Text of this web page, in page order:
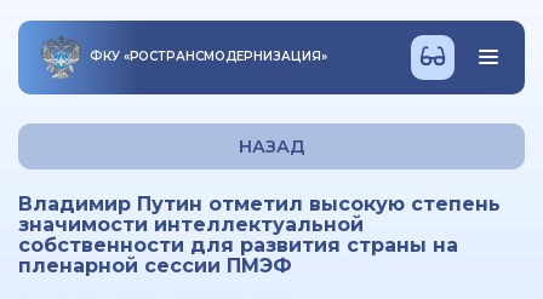
ФКУ «РОСТРАНСМОДЕРНИЗАЦИЯ»
НАЗАД
Владимир Путин отметил высокую степень
значимости интеллектуальной
собственности для развития страны на
пленарной сессии ПМЭФ